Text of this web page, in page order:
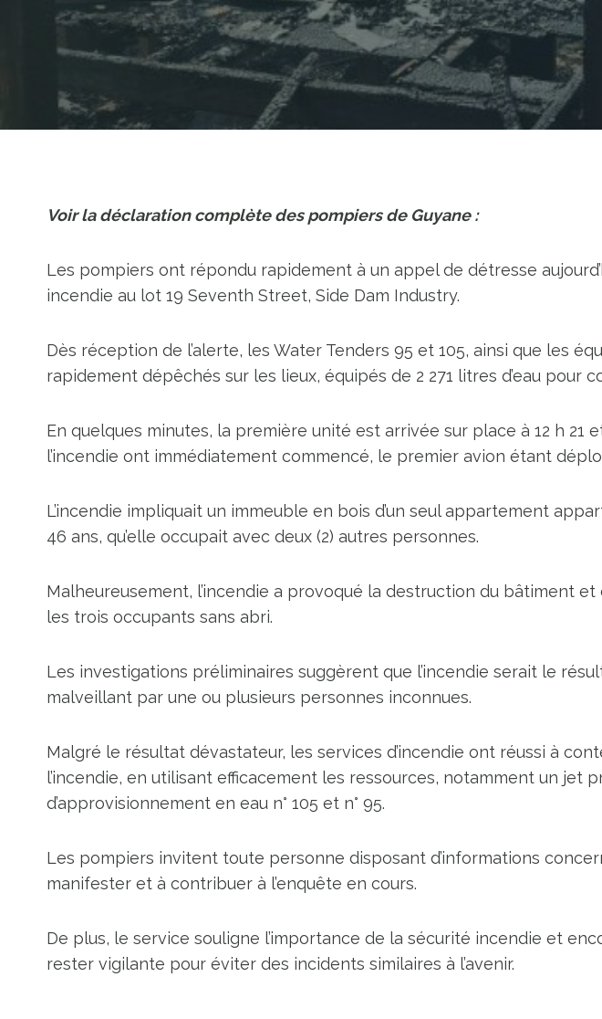
Voir la déclaration complète des pompiers de Guyane :
Les pompiers ont répondu rapidement à un appel de détresse
incendie au lot 19 Seventh Street, Side Dam Industry.
Dès réception de l’alerte, les Water Tenders 95 et 105, ainsi que les
rapidement dépêchés sur les lieux, équipés de 2 271 litres d’eau pour
En quelques minutes, la première unité est arrivée sur place à 12 h 21
l’incendie ont immédiatement commencé, le premier avion étant
L’incendie impliquait un immeuble en bois d’un seul appartement
46 ans, qu’elle occupait avec deux (2) autres personnes.
Malheureusement, l’incendie a provoqué la destruction du bâtiment
les trois occupants sans abri.
Les investigations préliminaires suggèrent que l’incendie serait le
malveillant par une ou plusieurs personnes inconnues.
Malgré le résultat dévastateur, les services d’incendie ont réussi à
l’incendie, en utilisant efficacement les ressources, notamment un jet
d’approvisionnement en eau n° 105 et n° 95.
Les pompiers invitent toute personne disposant d’informations
manifester et à contribuer à l’enquête en cours.
De plus, le service souligne l’importance de la sécurité incendie et
rester vigilante pour éviter des incidents similaires à l’avenir.